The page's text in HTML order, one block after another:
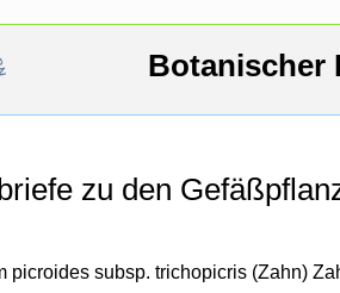
Botanischer
zu den
picroides subsp. trichopicris (Zahn)